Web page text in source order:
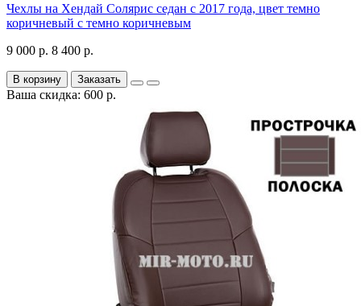
Чехлы на Хендай Солярис седан с 2017 года, цвет темно
коричневый с темно коричневым
9 000 р. 8 400 р.
В корзину Заказать
Ваша скидка: 600 р.